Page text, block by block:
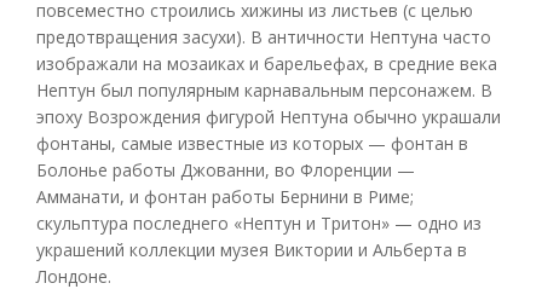
повсеместно строились хижины из листьев (с целью
предотвращения засухи). В античности Нептуна часто
изображали на мозаиках и барельефах, в средние века
Нептун был популярным карнавальным персонажем. В
эпоху Возрождения фигурой Нептуна обычно украшали
фонтаны, самые известные из которых — фонтан в
Болонье работы Джованни, во Флоренции —
Амманати, и фонтан работы Бернини в Риме;
скульптура последнего «Нептун и Тритон» — одно из
украшений коллекции музея Виктории и Альберта в
Лондоне.